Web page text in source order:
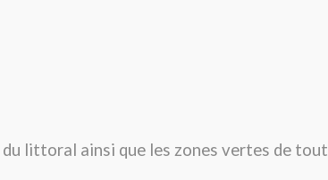
littoral ainsi que les zones vertes de tout